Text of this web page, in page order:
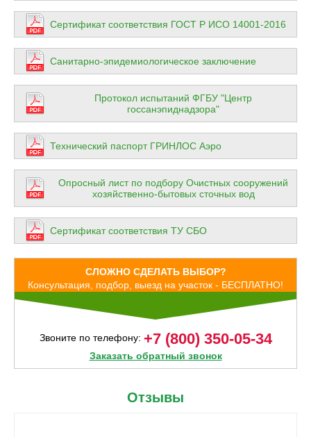
Сертификат соответствия ГОСТ Р ИСО 14001-2016
Санитарно-эпидемиологическое заключение
Протокол испытаний ФГБУ "Центр
госсанэпиднадзора"
Технический паспорт ГРИНЛОС Аэро
Опросный лист по подбору Очистных сооружений
хозяйственно-бытовых сточных вод
Сертификат соответствия ТУ СБО
СЛОЖНО СДЕЛАТЬ ВЫБОР?
Консультация, подбор, выезд на участок - БЕСПЛАТНО!
Звоните по телефону: +7 (800) 350-05-34
Заказать обратный звонок
Отзывы